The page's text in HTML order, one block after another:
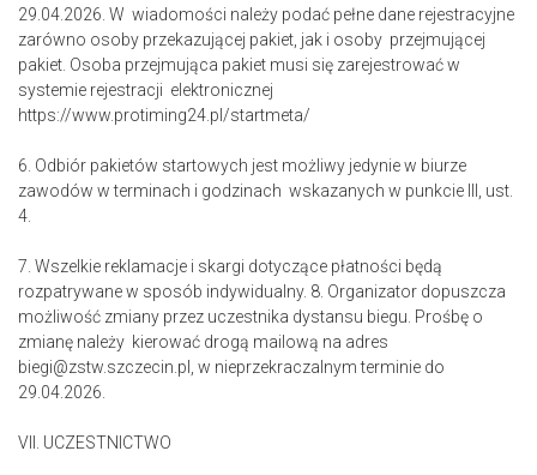
29.04.2026. W wiadomości należy podać pełne dane rejestracyjne
zarówno osoby przekazującej pakiet, jak i osoby przejmującej
pakiet. Osoba przejmująca pakiet musi się zarejestrować w
systemie rejestracji elektronicznej
https://www.protiming24.pl/startmeta/
6. Odbiór pakietów startowych jest możliwy jedynie w biurze
zawodów w terminach i godzinach wskazanych w punkcie III, ust.
4.
7. Wszelkie reklamacje i skargi dotyczące płatności będą
rozpatrywane w sposób indywidualny. 8. Organizator dopuszcza
możliwość zmiany przez uczestnika dystansu biegu. Prośbę o
zmianę należy kierować drogą mailową na adres
biegi@zstw.szczecin.pl, w nieprzekraczalnym terminie do
29.04.2026.
VII. UCZESTNICTWO